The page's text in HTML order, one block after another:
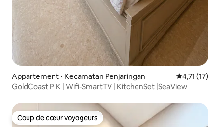
Appartement ⋅ Kecamatan Penjaringan Évaluation
4,71 (17)
GoldCoast PIK | Wifi-SmartTV | KitchenSet |SeaView
Coup de cœur voyageurs
Coup de cœur voyageurs